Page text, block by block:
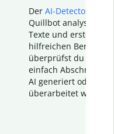
Der AI-Detector
Quillbot analysiert
Texte und erstellt
hilfreichen Bericht.
überprüfst du
einfach Abschnitte,
AI generiert oder
überarbeitet wurden.